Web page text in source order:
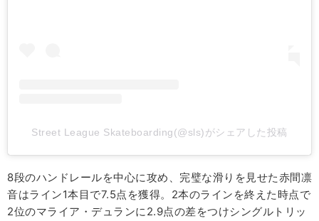
Street League Skateboarding(@sls)がシェアした投稿
8段のハンドレールを中心に攻め、完璧な滑りを見せた赤間凛
音はライン1本目で7.5点を獲得。2本のラインを終えた時点で
2位のマライア・デュランに2.9点の差をつけシングルトリッ